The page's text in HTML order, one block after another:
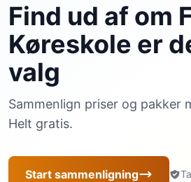
Find ud af om
Køreskole er
valg
Sammenlign priser og pakker
Helt gratis.
Start sammenligning